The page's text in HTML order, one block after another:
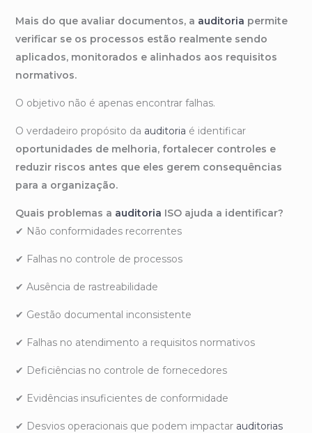
Mais do que avaliar documentos, a auditoria permite
verificar se os processos estão realmente sendo
aplicados, monitorados e alinhados aos requisitos
normativos.
O objetivo não é apenas encontrar falhas.
O verdadeiro propósito da auditoria é identificar
oportunidades de melhoria, fortalecer controles e
reduzir riscos antes que eles gerem consequências
para a organização.
Quais problemas a auditoria ISO ajuda a identificar?
✔ Não conformidades recorrentes
✔ Falhas no controle de processos
✔ Ausência de rastreabilidade
✔ Gestão documental inconsistente
✔ Falhas no atendimento a requisitos normativos
✔ Deficiências no controle de fornecedores
✔ Evidências insuficientes de conformidade
✔ Desvios operacionais que podem impactar auditorias